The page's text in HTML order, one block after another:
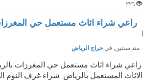
٢٢٦
راعي شراء اثاث مستعمل حي المغرزات
منذ سنتين, فيحراج الرياض
راعي شراء اثاث مستعمل حي المغرزات
الاثاث المستعمل بالرياض شراء غرف النوم